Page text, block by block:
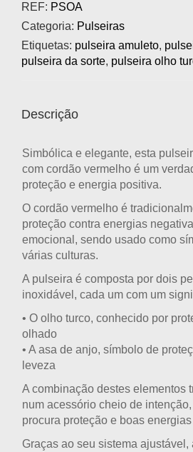
REF: PSOA
Categoria: Pulseiras
Etiquetas: pulseira amuleto,
pulseira da sorte, pulseira olho
Descrição
Simbólica e elegante, esta
com cordão vermelho é um
proteção e energia positiva.
O cordão vermelho é
proteção contra energias
emocional, sendo usado como
várias culturas.
A pulseira é composta por dois
inoxidável , cada um com um
• O olho turco, conhecido por
olhado
• A asa de anjo, símbolo de
leveza
A combinação destes elementos
num acessório cheio de
procura proteção e boas
Graças ao seu sistema ajustável ,